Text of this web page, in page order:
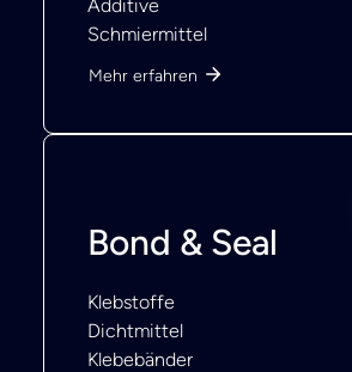
Additive
Schmiermittel
Mehr erfahren
Bond & Seal
Klebstoffe
Dichtmittel
Klebebänder